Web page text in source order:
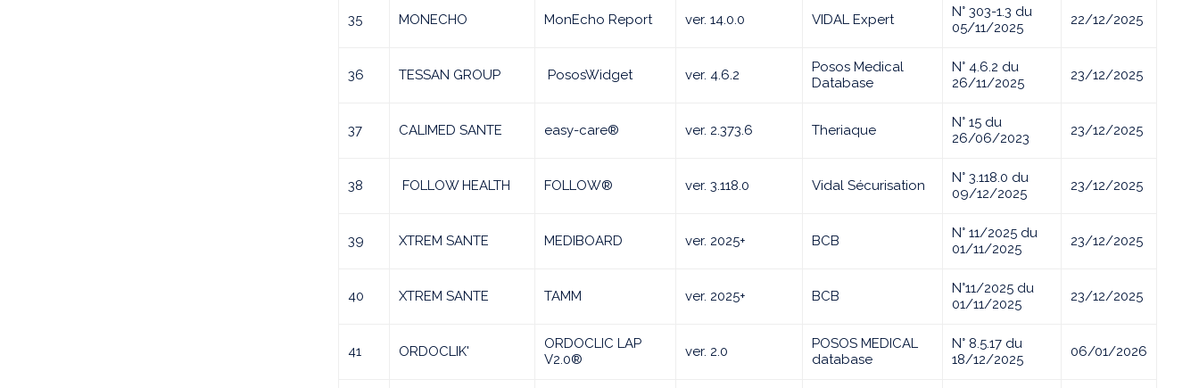
35 MONECHO MonEcho Report ver. 14.0.0 VIDAL Expert
N° 303-1.3 du
05/11/2025
22/12/2025
36 TESSAN GROUP PososWidget ver. 4.6.2
Posos Medical
Database
N° 4.6.2 du
26/11/2025
23/12/2025
37 CALIMED SANTE easy-care® ver. 2.373.6 Theriaque
N° 15 du
26/06/2023
23/12/2025
38 FOLLOW HEALTH FOLLOW® ver. 3.118.0 Vidal Sécurisation
N° 3.118.0 du
09/12/2025
23/12/2025
39 XTREM SANTE MEDIBOARD ver. 2025+ BCB
N° 11/2025 du
01/11/2025
23/12/2025
40 XTREM SANTE TAMM ver. 2025+ BCB
N°11/2025 du
01/11/2025
23/12/2025
41 ORDOCLIK'
ORDOCLIC LAP
V2.0®
ver. 2.0
POSOS MEDICAL
database
N° 8.5.17 du
18/12/2025
06/01/2026